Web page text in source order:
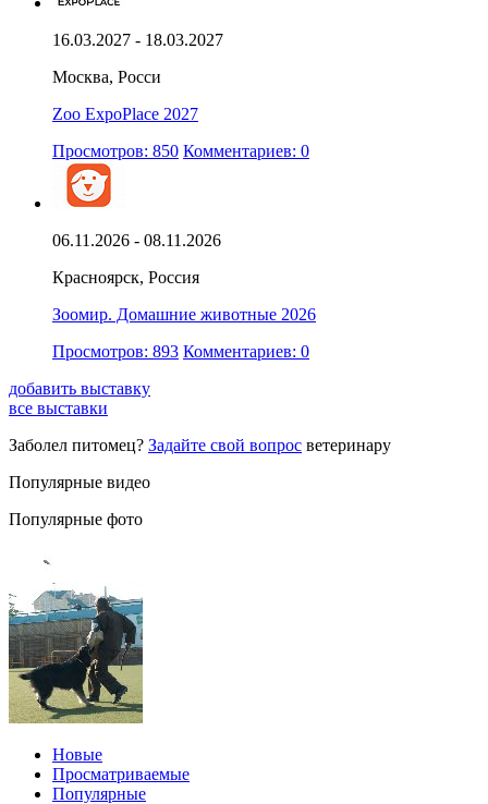
16.03.2027 - 18.03.2027
Москва, Росси
Zoo ExpoPlace 2027
Просмотров: 850 Комментариев: 0
06.11.2026 - 08.11.2026
Красноярск, Россия
Зоомир. Домашние животные 2026
Просмотров: 893 Комментариев: 0
добавить выставку
все выставки
Заболел питомец? Задайте свой вопрос ветеринару
Популярные видео
Популярные фото
Новые
Просматриваемые
Популярные